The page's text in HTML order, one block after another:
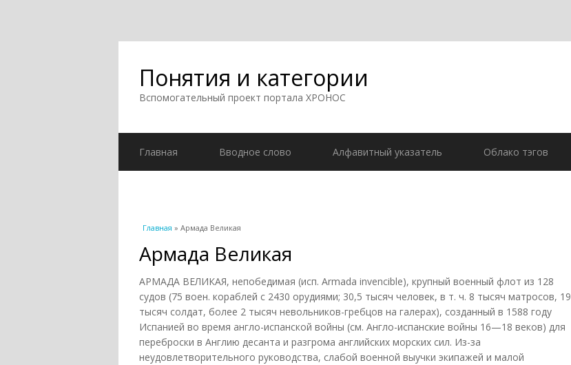
Понятия и категории
Вспомогательный проект портала ХРОНОС
Главная Вводное слово Алфавитный указатель Облако тэгов
Вы здесь
Главная » Армада Великая
Армада Великая
АРМАДА ВЕЛИКАЯ, непобедимая (исп. Armada invencible), крупный военный флот из 128
судов (75 воен. кораблей с 2430 орудиями; 30,5 тысяч человек, в т. ч. 8 тысяч матросов, 19
тысяч солдат, более 2 тысяч невольников-гребцов на галерах), созданный в 1588 году
Испанией во время англо-испанской войны (см. Англо-испанские войны 16—18 веков) для
переброски в Англию десанта и разгрома английских морских сил. Из-за
неудовлетворительного руководства, слабой военной выучки экипажей и малой